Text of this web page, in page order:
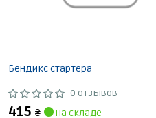
Бендикс стартера
0 отзывов
415₴
на складе